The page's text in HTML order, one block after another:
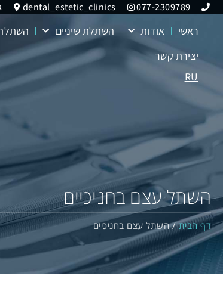
077-2309789
dental_estetic_clinics
ראשי אודות השתלת שיניים
יצירת קשר
RU
השתל עצם בחניכיים
דף הבית/השתל עצם בחניכיים